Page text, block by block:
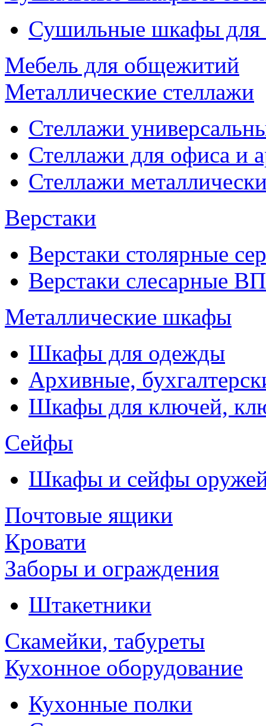
Сушильные шкафы
Мебель для общежитий
Металлические стеллажи
Стеллажи
Стеллажи для офиса и
Стеллажи
Верстаки
Верстаки столярные
Верстаки слесарные ВП
Металлические шкафы
Шкафы для одежды
Архивные,
Шкафы для ключей,
Сейфы
Шкафы и сейфы
Почтовые ящики
Кровати
Заборы и ограждения
Штакетники
Скамейки, табуреты
Кухонное оборудование
Кухонные полки